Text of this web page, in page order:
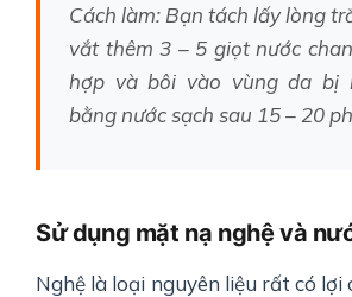
Cách làm: Bạn tách lấy lòng
vắt thêm 3 – 5 giọt nước
hợp và bôi vào vùng da bị
bằng nước sạch sau 15 – 20
Sử dụng mặt nạ nghệ và
Nghệ là loại nguyên liệu rất có lợi